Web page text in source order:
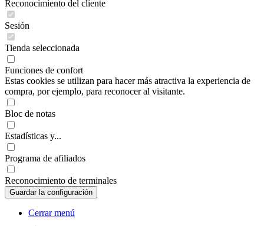
Reconocimiento del cliente
Sesión
Tienda seleccionada
Funciones de confort
Estas cookies se utilizan para hacer más atractiva la experiencia de
compra, por ejemplo, para reconocer al visitante.
Bloc de notas
Estadísticas y...
Programa de afiliados
Reconocimiento de terminales
Cerrar menú